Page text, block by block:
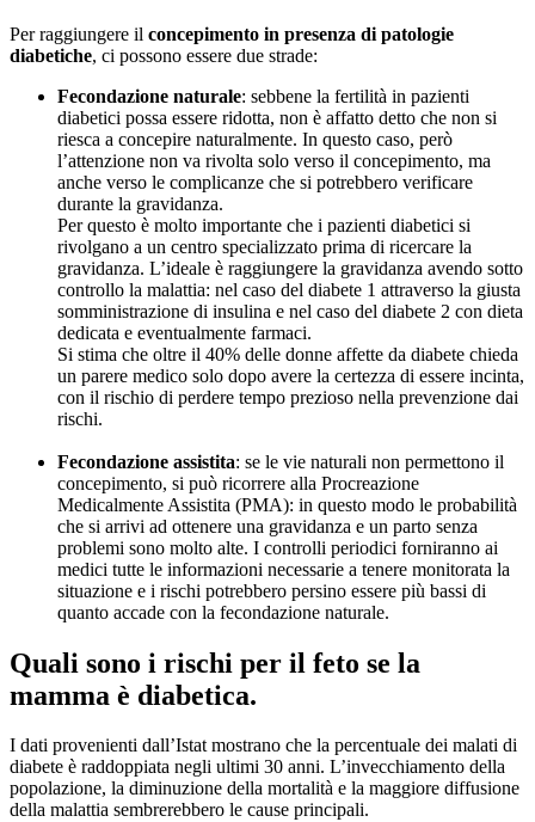
Per raggiungere il concepimento in presenza di patologie
diabetiche, ci possono essere due strade:
Fecondazione naturale: sebbene la fertilità in pazienti
diabetici possa essere ridotta, non è affatto detto che non si
riesca a concepire naturalmente. In questo caso, però
l’attenzione non va rivolta solo verso il concepimento, ma
anche verso le complicanze che si potrebbero verificare
durante la gravidanza.
Per questo è molto importante che i pazienti diabetici si
rivolgano a un centro specializzato prima di ricercare la
gravidanza. L’ideale è raggiungere la gravidanza avendo sotto
controllo la malattia: nel caso del diabete 1 attraverso la giusta
somministrazione di insulina e nel caso del diabete 2 con dieta
dedicata e eventualmente farmaci.
Si stima che oltre il 40% delle donne affette da diabete chieda
un parere medico solo dopo avere la certezza di essere incinta,
con il rischio di perdere tempo prezioso nella prevenzione dai
rischi.
Fecondazione assistita: se le vie naturali non permettono il
concepimento, si può ricorrere alla Procreazione
Medicalmente Assistita (PMA): in questo modo le probabilità
che si arrivi ad ottenere una gravidanza e un parto senza
problemi sono molto alte. I controlli periodici forniranno ai
medici tutte le informazioni necessarie a tenere monitorata la
situazione e i rischi potrebbero persino essere più bassi di
quanto accade con la fecondazione naturale.
Quali sono i rischi per il feto se la
mamma è diabetica.
I dati provenienti dall’Istat mostrano che la percentuale dei malati di
diabete è raddoppiata negli ultimi 30 anni. L’invecchiamento della
popolazione, la diminuzione della mortalità e la maggiore diffusione
della malattia sembrerebbero le cause principali.